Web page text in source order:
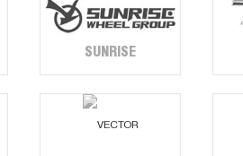
SUNRISE